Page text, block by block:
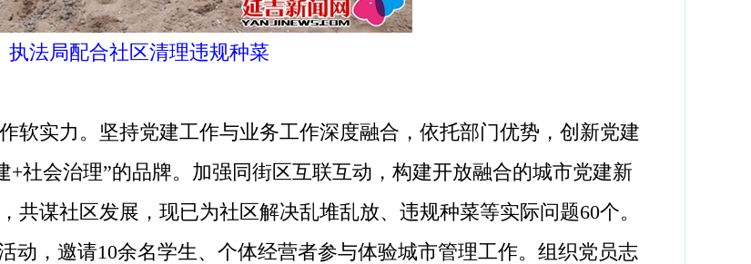
执法局配合社区清理违规种菜
实力。坚持党建工作与业务工作深度融合，依托部门优势，创新党建
+社会治理”的品牌。加强同街区互联互动，构建开放融合的城市党建新
共谋社区发展，现已为社区解决乱堆乱放、违规种菜等实际问题60个。
动，邀请10余名学生、个体经营者参与体验城市管理工作。组织党员志